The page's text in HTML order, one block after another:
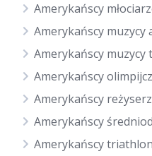
Amerykańscy
Amerykańscy muzycy
Amerykańscy muzycy
Amerykańscy
Amerykańscy
Amerykańscy
Amerykańscy